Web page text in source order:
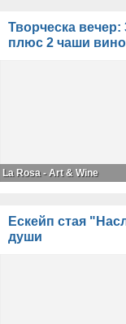
Творческа
плюс 2 чаши
La Rosa - Art & Wine
Ескейп стая
души